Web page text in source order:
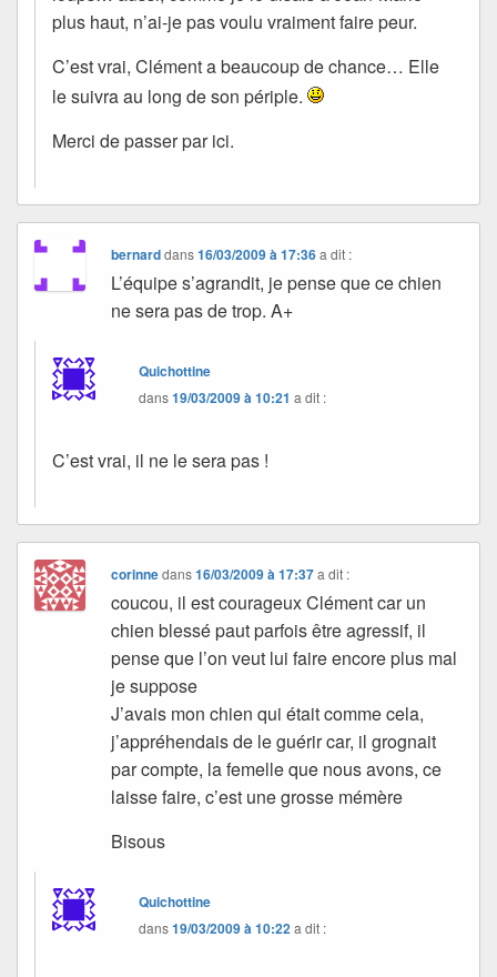
plus haut, n’ai-je pas voulu vraiment faire peur.
C’est vrai, Clément a beaucoup de chance… Elle
le suivra au long de son périple.
Merci de passer par ici.
bernarddans16/03/2009 à 17:36 a dit :
L’équipe s’agrandit, je pense que ce chien
ne sera pas de trop. A+
Quichottine
dans19/03/2009 à 10:21 a dit :
C’est vrai, il ne le sera pas !
corinnedans16/03/2009 à 17:37 a dit :
coucou, il est courageux Clément car un
chien blessé paut parfois être agressif, il
pense que l’on veut lui faire encore plus mal
je suppose
J’avais mon chien qui était comme cela,
j’appréhendais de le guérir car, il grognait
par compte, la femelle que nous avons, ce
laisse faire, c’est une grosse mémère
Bisous
Quichottine
dans19/03/2009 à 10:22a dit :